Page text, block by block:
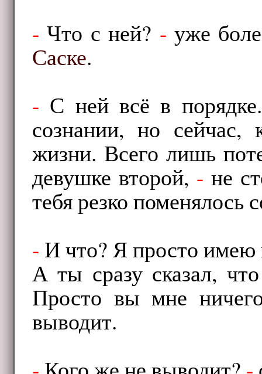
- Что с ней? - уже
Саске.
- С ней всё в
сознании, но сейчас,
жизни. Всего лишь
девушке второй, - не
тебя резко поменялось
- И что? Я просто имею
А ты сразу сказал,
Просто вы мне
выводит.